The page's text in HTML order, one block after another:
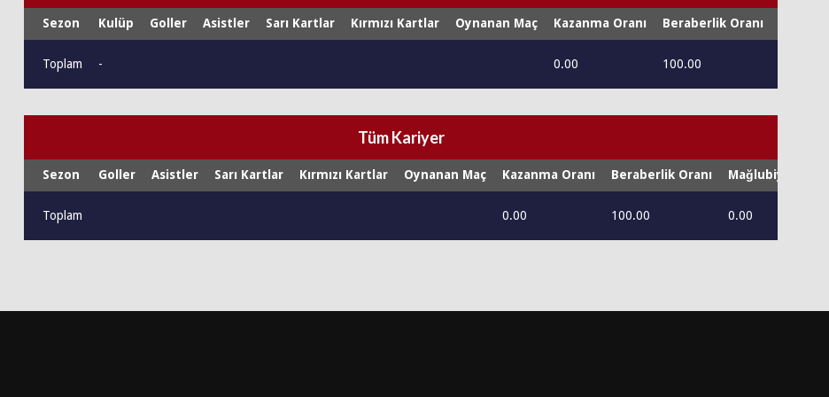
Sezon Kulüp Goller Asistler Sarı Kartlar Kırmızı Kartlar Oynanan Maç Kazanma Oranı Beraberlik Oranı
Toplam - 0.00 100.00
Tüm Kariyer
Sezon Goller Asistler Sarı Kartlar Kırmızı Kartlar Oynanan Maç Kazanma Oranı Beraberlik Oranı Mağlubiyet Oranı
Toplam 0.00 100.00 0.00